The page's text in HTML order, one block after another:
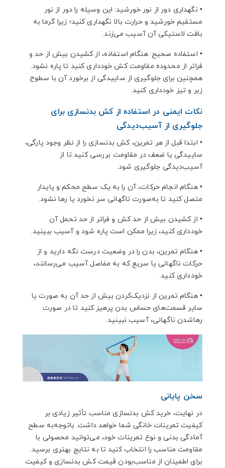
• نگهداری دور از نور خورشید: این وسیله را دور از نور
مستقیم خورشید و حرارت بالا نگهداری کنید؛ زیرا گرما به
بافت لاستیکی آن آسیب می‌زند.
• استفاده صحیح: هنگام استفاده، از کشیدن بیش از حد و
فراتر از محدوده مقاومت کش خودداری کنید تا پاره نشود.
همچنین برای جلوگیری از ساییدگی از برخورد آن با سطوح
زبر و تیز خودداری کنید.
نکات ایمنی در استفاده از کش بدنسازی برای
جلوگیری از آسیب‌دیدگی
• ابتدا قبل از هر تمرین، کش بدنسازی را از نظر وجود پارگی،
ساییدگی یا ضعف در مقاومت بررسی کنید تا از
آسیب‌دیدگی جلوگیری شود.
• هنگام انجام حرکات، آن را به یک سطح محکم و پایدار
متصل کنید تا به‌صورت ناگهانی سر نخورد یا رها نشود.
• از کشیدن بیش از حد کش و فراتر از حد تحمل آن
خودداری کنید، زیرا ممکن است پاره شود و آسیب ببینید.
• هنگام تمرین، بدن را در وضعیت درست نگه دارید و از
حرکات ناگهانی یا سریع که به مفاصل آسیب می‌رسانند،
خودداری کنید.
• هنگام تمرین از نزدیک‌کردن بیش از حد آن به‌ صورت یا
سایر قسمت‌های حساس بدن پرهیز کنید تا در صورت
رهاشدن ناگهانی، آسیب نبینید.
سخن پایانی
در نهایت، خرید کش بدنسازی مناسب تأثیر زیادی بر
کیفیت تمرینات خانگی شما خواهد داشت. باتوجه‌به سطح
آمادگی بدنی و نوع تمرینات خود، می‌توانید محصولی با
مقاومت مناسب را انتخاب کنید تا به نتایج بهتری برسید.
برای اطمینان از مناسب‌بودن قیمت کش بدنسازی و کیفیت